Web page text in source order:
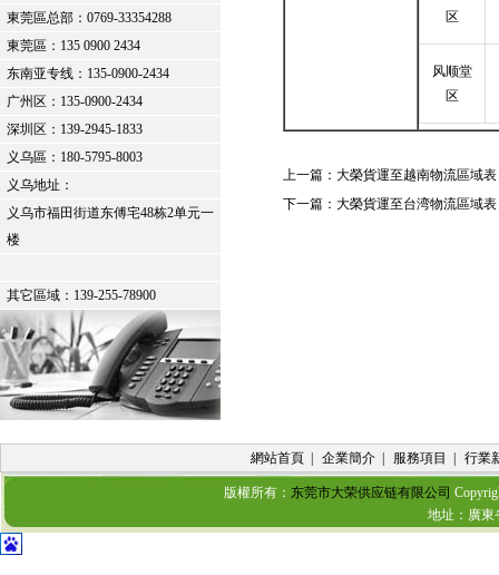
東莞區总部： 0769-33354288
東莞區： 135 0900 2434
东南亚专线：135-0900-2434
广州区：135-0900-2434
深圳区：139-2945-1833
义乌區： 180-5795-8003
义乌地址：
义乌市福田街道东傅宅48栋2单元一
楼
其它區域：139-255-78900
区
风顺堂
区
上一篇： 大榮貨運至越南物流區域表
下一篇： 大榮貨運至台湾物流區域表
網站首頁 企業簡介 服務項目 行業
版權所有： 东莞市大荣供应链有限公司
地址：廣東